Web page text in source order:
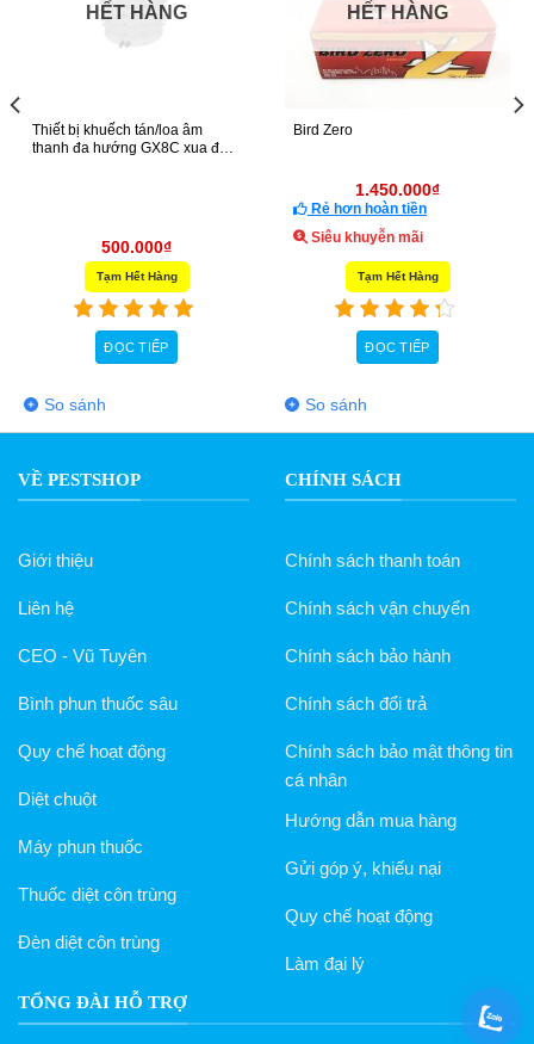
HẾT HÀNG
Thiết bị khuếch tán/loa âm
thanh đa hướng GX8C xua đuổi
500.000₫
Tạm Hết Hàng
ĐỌC TIẾP
So sánh
HẾT HÀNG
Bird Zero
1.450.000₫
Rẻ hơn hoàn tiền
Siêu khuyễn mãi
Tạm Hết Hàng
ĐỌC TIẾP
So sánh
VỀ PESTSHOP
Giới thiệu
Liên hệ
CEO - Vũ Tuyên
Bình phun thuốc sâu
Quy chế hoạt động
Diệt chuột
Máy phun thuốc
Thuốc diệt côn trùng
Đèn diệt côn trùng
CHÍNH SÁCH
Chính sách thanh toán
Chính sách vận chuyển
Chính sách bảo hành
Chính sách đổi trả
Chính sách bảo mật thông tin
cá nhân
Hướng dẫn mua hàng
Gửi góp ý, khiếu nại
Quy chế hoạt động
Làm đại lý
TỔNG ĐÀI HỖ TRỢ